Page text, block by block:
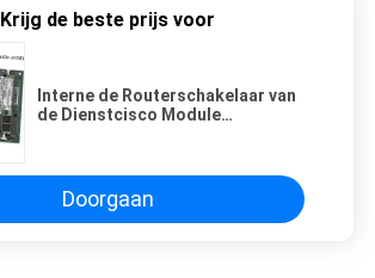
Krijg de beste prijs voor
Interne de Routerschakelaar van
de Dienstcisco Module
Doorgaan